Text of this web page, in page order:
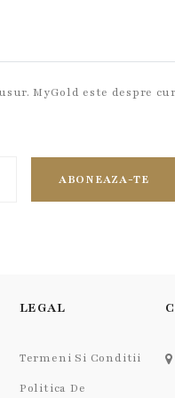
MyGold este despre
ABONEAZA-TE
LEGAL
Termeni Si Conditii
Politica De